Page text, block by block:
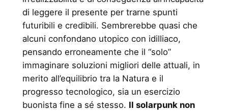
di leggere il presente per trarne spunti
futuribili e credibili. Sembrerebbe quasi che
alcuni confondano utopico con idilliaco,
pensando erroneamente che il “solo”
immaginare soluzioni migliori delle attuali, in
merito all’equilibrio tra la Natura e il
progresso tecnologico, sia un esercizio
buonista fine a sé stesso. Il solarpunk non